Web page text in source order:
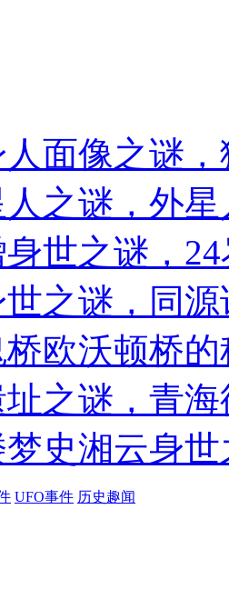
面像之谜
之谜，外
世之谜，
世之谜，同
欧沃顿桥
之谜，青
史湘云身
UFO事件 历史趣闻